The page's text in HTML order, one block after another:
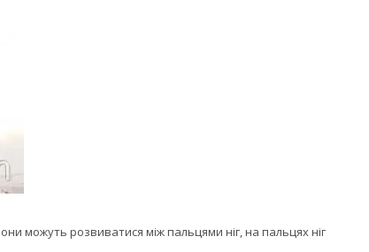
можуть розвиватися між пальцями ніг, на пальцях ніг